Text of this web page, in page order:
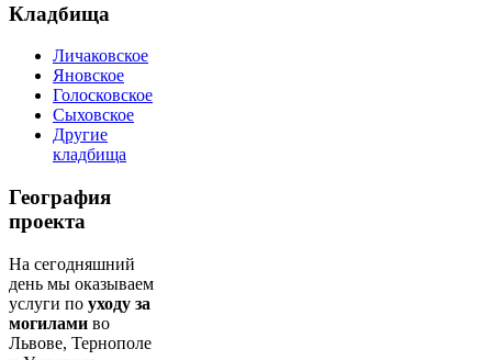
Кладбища
Личаковское
Яновское
Голосковское
Сыховское
Другие
кладбища
География
проекта
На сегодняшний
день мы оказываем
услуги по уходу за
могилами во
Львове, Тернополе